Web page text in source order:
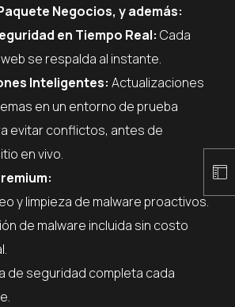
Negocios, y además:
en Tiempo Real: Cada
se respalda al instante.
Inteligentes: Actualizaciones
en un entorno de prueba
evitar conflictos, antes de
en vivo.
y limpieza de malware proactivos.